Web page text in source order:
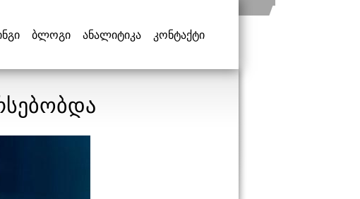
ბლოგი ანალიტიკა კონტაქტი